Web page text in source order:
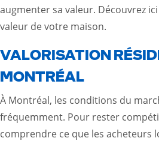
augmenter sa valeur. Découvrez
valeur de votre maison.
VALORISATION
MONTRÉAL
À Montréal, les conditions du
fréquemment. Pour rester
comprendre ce que les acheteurs